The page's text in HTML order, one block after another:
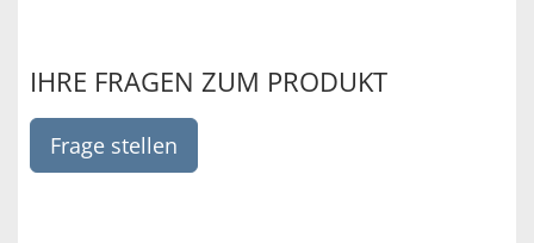
IHRE FRAGEN ZUM PRODUKT
Frage stellen